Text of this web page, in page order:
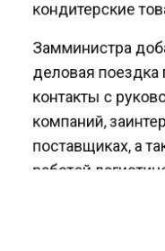
кондитерские
Замминистра
деловая поездка
контакты с
компаний,
поставщиках, а
работой